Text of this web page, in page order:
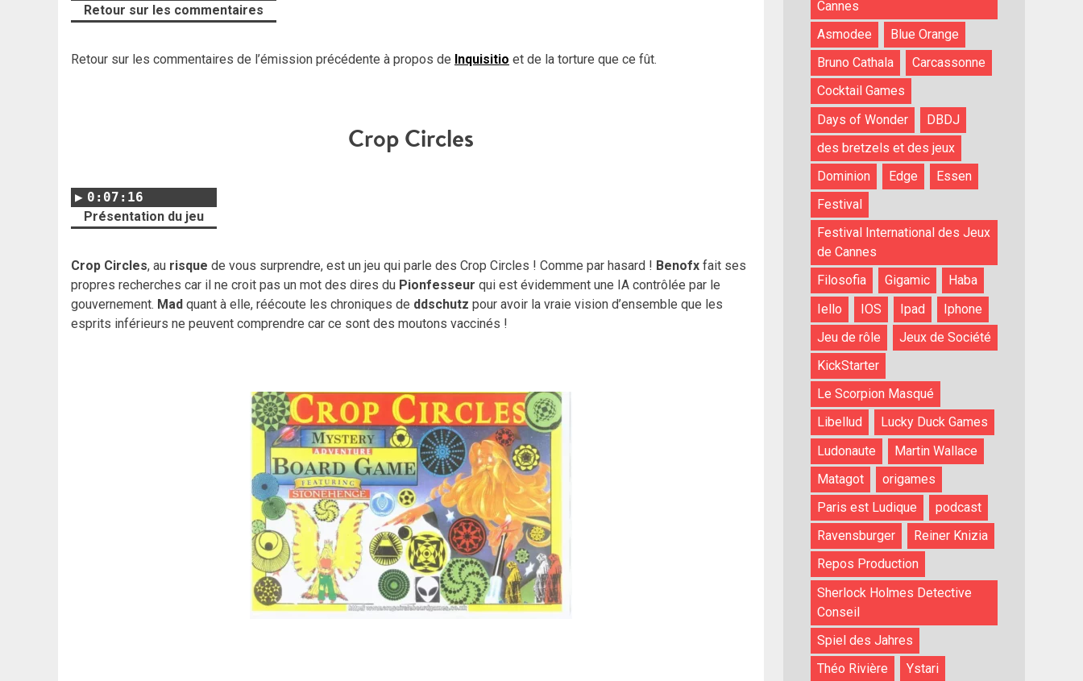
Retour sur les commentaires
Retour sur les commentaires de l’émission précédente à propos de Inquisitio et de la torture que ce fût.
Crop Circles
0:07:16
Présentation du jeu
Crop Circles, au risque de vous surprendre, est un jeu qui parle des Crop Circles ! Comme par hasard ! Benofx fait ses
propres recherches car il ne croit pas un mot des dires du Pionfesseur qui est évidemment une IA contrôlée par le
gouvernement. Mad quant à elle, réécoute les chroniques de ddschutz pour avoir la vraie vision d’ensemble que les
esprits inférieurs ne peuvent comprendre car ce sont des moutons vaccinés !
Cannes
Asmodee
Blue Orange
Bruno Cathala
Carcassonne
Cocktail Games
Days of Wonder
DBDJ
des bretzels et des jeux
Dominion
Edge
Essen
Festival
Festival International des Jeux
de Cannes
Filosofia
Gigamic
Haba
Iello
IOS Ipad
Iphone
Jeu de rôle
Jeux de Société
KickStarter
Le Scorpion Masqué
Libellud
Lucky Duck Games
Ludonaute
Martin Wallace
Matagot
origames
Paris est Ludique
podcast
Ravensburger
Reiner Knizia
Repos Production
Sherlock Holmes Detective
Conseil
Spiel des Jahres
Théo Rivière
Ystari